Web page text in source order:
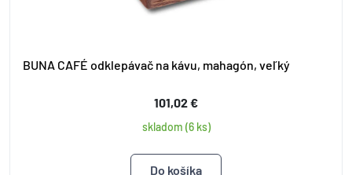
BUNA CAFÉ odklepávač na kávu, mahagón, veľký
101,02 €
skladom (6 ks)